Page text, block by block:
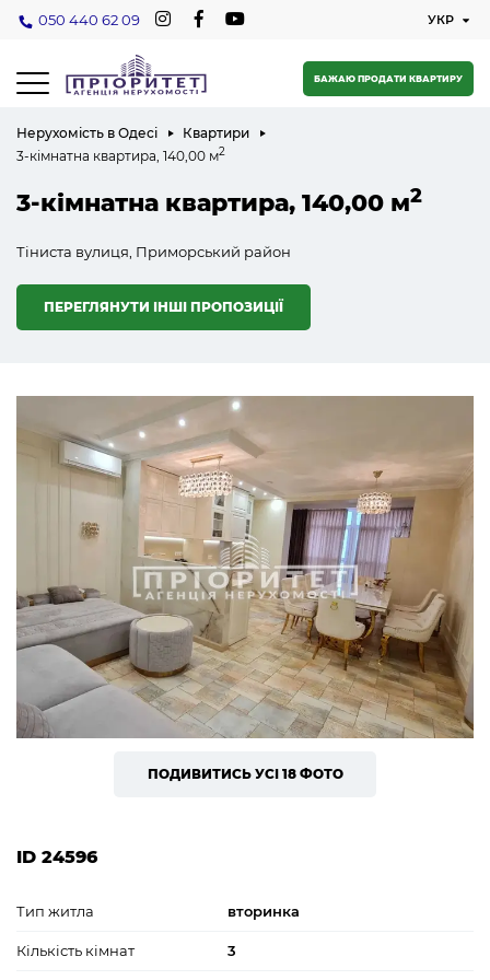
050 440 62 09
БАЖАЮ ПРОДАТИ КВАРТИРУ
Нерухомість в Одесі
Квартири
3-кімнатна квартира, 140,00 м2
3-кімнатна квартира, 140,00 м2
Тіниста вулиця, Приморський район
ПЕРЕГЛЯНУТИ ІНШІ ПРОПОЗИЦІЇ
ПОДИВИТИСЬ УСІ 18 ФОТО
ID 24596
Тип житла вторинка
Кількість кімнат 3